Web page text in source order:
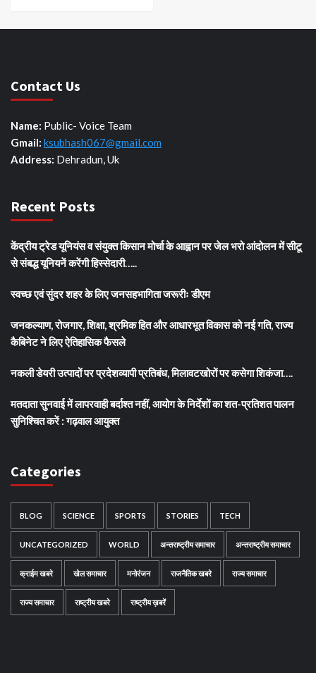
Contact Us
Name: Public- Voice Team
Gmail: ksubhash067@gmail.com
Address: Dehradun, Uk
Recent Posts
केंद्रीय ट्रेड यूनियंस व संयुक्त किसान मोर्चा के आह्वान पर जेल भरो आंदोलन में सीटू
से संबद्ध यूनियनें करेंगी हिस्सेदारी…..
स्वच्छ एवं सुंदर शहर के लिए जनसहभागिता जरूरीः डीएम
जनकल्याण, रोजगार, शिक्षा, श्रमिक हित और आधारभूत विकास को नई गति, राज्य
कैबिनेट ने लिए ऐतिहासिक फैसले
नकली डेयरी उत्पादों पर प्रदेशव्यापी प्रतिबंध, मिलावटखोरों पर कसेगा शिकंजा….
मतदाता सुनवाई में लापरवाही बर्दाश्त नहीं, आयोग के निर्देशों का शत-प्रतिशत पालन
सुनिश्चित करें : गढ़वाल आयुक्त
Categories
BLOG SCIENCE SPORTS STORIES TECH
UNCATEGORIZED WORLD अन्तराष्ट्रीय समाचार अन्तराष्ट्रीय समाचार
क्राईम खबरे खेल समाचार मनोरंजन राजनैतिक खबरे राज्य समाचार
राज्य समाचार राष्ट्रीय खबरे राष्ट्रीय ख़बरें